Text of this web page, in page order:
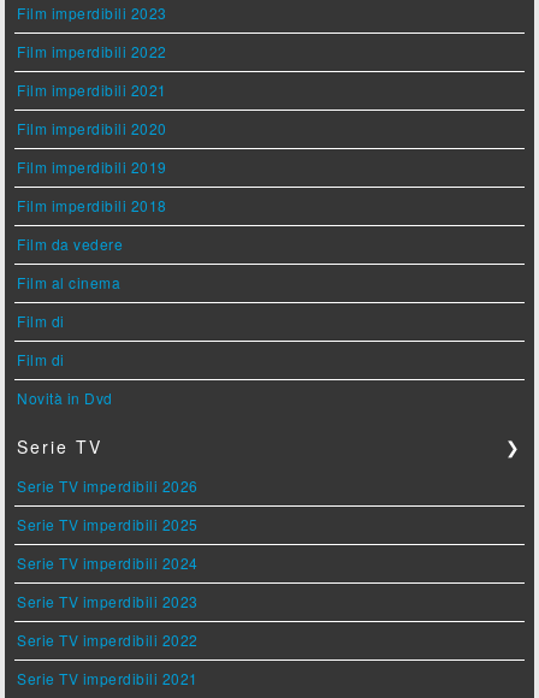
Film imperdibili 2023
Film imperdibili 2022
Film imperdibili 2021
Film imperdibili 2020
Film imperdibili 2019
Film imperdibili 2018
Film da vedere
Film al cinema
Film di
Film di
Novità in Dvd
Serie TV ❯
Serie TV imperdibili 2026
Serie TV imperdibili 2025
Serie TV imperdibili 2024
Serie TV imperdibili 2023
Serie TV imperdibili 2022
Serie TV imperdibili 2021